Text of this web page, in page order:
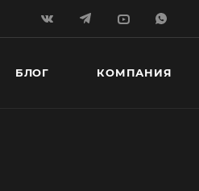
БЛОГ КОМПАНИЯ